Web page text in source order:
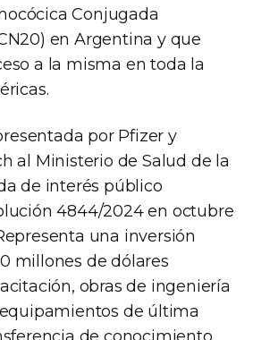
Conjugada
en Argentina y que
a la misma en toda la
por Pfizer y
al Ministerio de Salud de la
de interés público
4844/2024 en octubre
una inversión
millones de dólares
obras de ingeniería
de última